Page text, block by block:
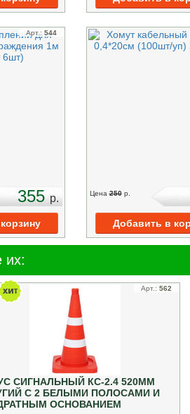
Арт.:544
355p. Цена 250 p.
Арт.:562
СИГНАЛЬНЫЙ КС-2.4 520ММ
С 2 БЕЛЫМИ ПОЛОСАМИ И
ОСНОВАНИЕМ